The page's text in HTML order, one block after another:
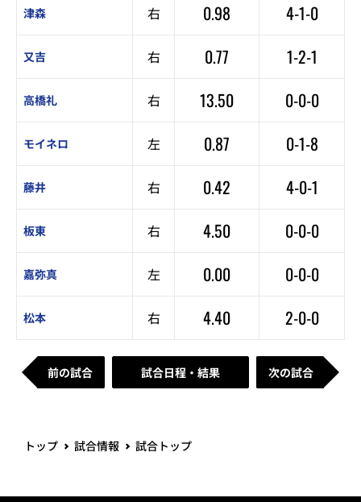
津森 右 0.98 4-1-0
又吉 右 0.77 1-2-1
高橋礼 右 13.50 0-0-0
モイネロ 左 0.87 0-1-8
藤井 右 0.42 4-0-1
板東 右 4.50 0-0-0
嘉弥真 左 0.00 0-0-0
松本 右 4.40 2-0-0
前の試合 試合日程・結果 次の試合
トップ 試合情報 試合トップ